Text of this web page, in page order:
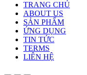
TRANG CHỦ
ABOUT US
SẢN PHẨM
ỨNG DỤNG
TIN TỨC
TERMS
LIÊN HỆ